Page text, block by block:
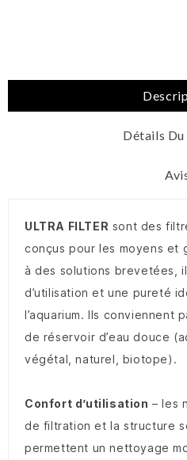
Détails
ULTRA FILTER sont des
conçus pour les moyens et
à des solutions brevetées,
d’utilisation et une pureté
l’aquarium. Ils conviennent
de réservoir d’eau douce
végétal, naturel, biotope).
Confort d’utilisation – les
de filtration et la structure
permettent un nettoyage